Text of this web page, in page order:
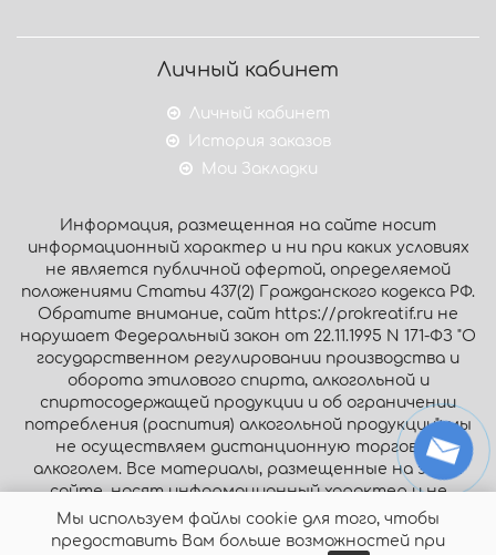
Личный кабинет
Личный кабинет
История заказов
Мои Закладки
Информация, размещенная на сайте носит
информационный характер и ни при каких условиях
не является публичной офертой, определяемой
положениями Статьи 437(2) Гражданского кодекса РФ.
Обратите внимание, сайт https://prokreatif.ru не
нарушает Федеральный закон от 22.11.1995 N 171-ФЗ "О
государственном регулировании производства и
оборота этилового спирта, алкогольной и
спиртосодержащей продукции и об ограничении
потребления (распития) алкогольной продукции": мы
не осуществляем дистанционную торговлю
алкоголем. Все материалы, размещенные на этом
сайте, носят информационный характер и не
являются публичной офертой.
© Интернет-магазин «Prokreatif.ru», 2026. Все права
Мы используем файлы cookie для того, чтобы
предоставить Вам больше возможностей при